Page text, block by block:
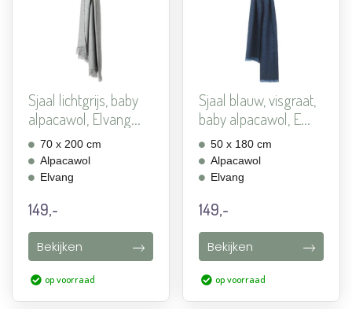
Sjaal lichtgrijs, baby
alpacawol, Elvang...
70 x 200 cm
Alpacawol
Elvang
149,-
Bekijken
op voorraad
verlanglijst
toevoegen
Sjaal blauw, visgraat,
baby alpacawol, E...
50 x 180 cm
Alpacawol
Elvang
149,-
Bekijken
op voorraad